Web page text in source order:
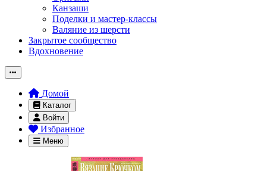
Канзаши
Поделки и мастер-классы
Валяние из шерсти
Закрытое сообщество
Вдохновение
Домой
Каталог
Войти
Избранное
Меню